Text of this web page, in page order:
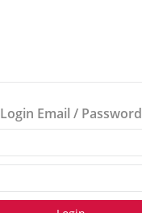
Login Email / Password